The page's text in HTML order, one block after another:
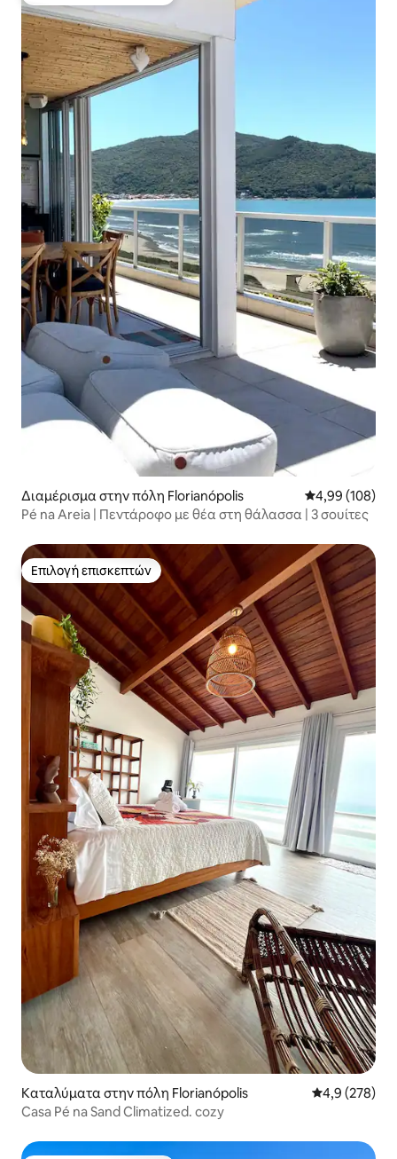
Διαμέρισμα στην πόλη Florianópolis Μέση
4,99 (108)
Pé na Areia | Πεντάροφο με θέα στη θάλασσα | 3 σουίτες
Επιλογή επισκεπτών
Επιλογή επισκεπτών
Καταλύματα στην πόλη Florianópolis Μέση
4,9 (278)
Casa Pé na Sand Climatized. cozy